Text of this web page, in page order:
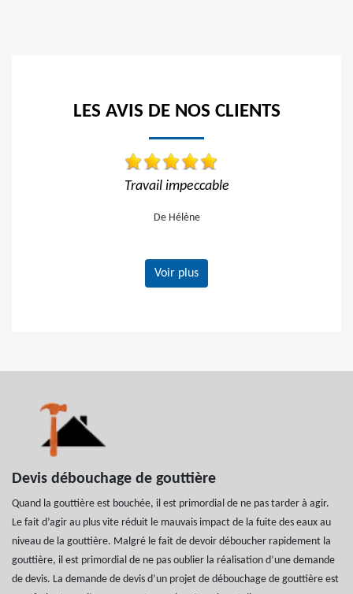
LES AVIS DE NOS CLIENTS
Réactif et efficace, je
Voir plus
Devis débouchage de gouttière
Quand la gouttière est bouchée, il est primordial de ne pas tarder à agir.
Le fait d’agir au plus vite réduit le mauvais impact de la fuite des eaux au
niveau de la gouttière. Malgré le fait de devoir déboucher rapidement la
gouttière, il est primordial de ne pas oublier la réalisation d’une demande
de devis. La demande de devis d’un projet de débouchage de gouttière est